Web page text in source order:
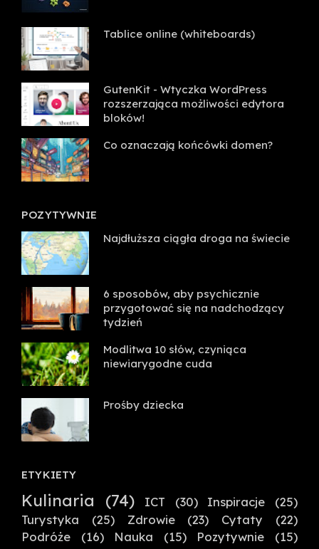
Tablice online (whiteboards)
GutenKit - Wtyczka WordPress
rozszerzająca możliwości edytora
bloków!
Co oznaczają końcówki domen?
POZYTYWNIE
Najdłuższa ciągła droga na świecie
6 sposobów, aby psychicznie
przygotować się na nadchodzący
tydzień
Modlitwa 10 słów, czyniąca
niewiarygodne cuda
Prośby dziecka
ETYKIETY
Kulinaria (74) ICT (30) Inspiracje
(25)
Turystyka
(25) Zdrowie (23) Cytaty
(22)
Podróże
(16) Nauka (15) Pozytywnie (15)